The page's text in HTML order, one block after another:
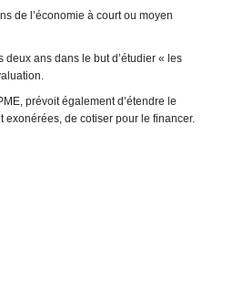
de l’économie à court ou moyen
ans dans le but d’étudier « les
prévoit également d’étendre le
exonérées, de cotiser pour le financer.